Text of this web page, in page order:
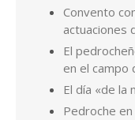
Convento
actuaciones
El
en el campo
El día «de la
Pedroche en